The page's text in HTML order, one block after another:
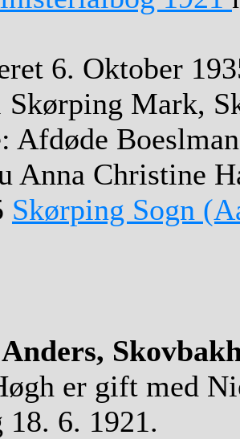
6. Oktober
Skørping Mark,
Afdøde
Anna Christine
Skørping Sogn
er gift med
18. 6. 1921.